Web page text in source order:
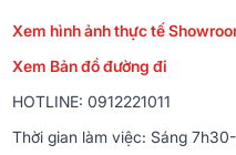
Xem hình ảnh thực tế
Xem Bản đồ đường đi
HOTLINE: 0912221011
Thời gian làm việc: Sáng